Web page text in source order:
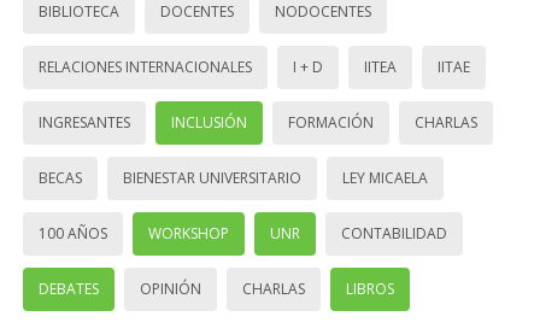
BIBLIOTECA DOCENTES NODOCENTES
RELACIONES INTERNACIONALES I + D IITEA IITAE
INGRESANTES INCLUSIÓN FORMACIÓN CHARLAS
BECAS BIENESTAR UNIVERSITARIO LEY MICAELA
100 AÑOS WORKSHOP UNR CONTABILIDAD
DEBATES OPINIÓN CHARLAS LIBROS